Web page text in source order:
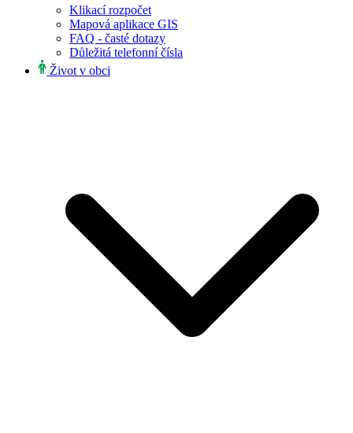
Klikací rozpočet
Mapová aplikace GIS
FAQ - časté dotazy
Důležitá telefonní čísla
Život v obci